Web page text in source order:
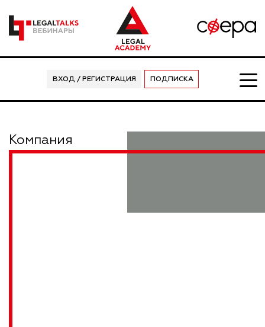
ВХОД / РЕГИСТРАЦИЯ ПОДПИСКА
Компания